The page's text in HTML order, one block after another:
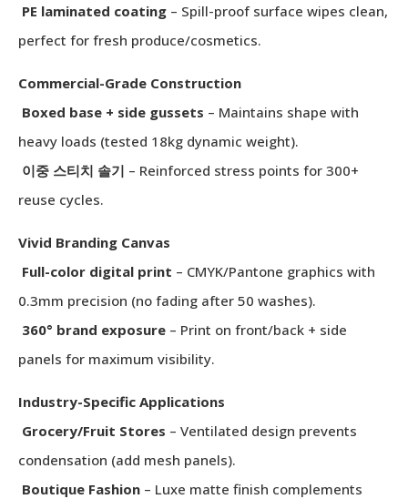
PE laminated coating – Spill-proof surface wipes clean,
perfect for fresh produce/cosmetics.
Commercial-Grade Construction
Boxed base + side gussets – Maintains shape with
heavy loads (tested 18kg dynamic weight).
이중 스티치 솔기 – Reinforced stress points for 300+
reuse cycles.
Vivid Branding Canvas
Full-color digital print – CMYK/Pantone graphics with
0.3mm precision (no fading after 50 washes).
360° brand exposure – Print on front/back + side
panels for maximum visibility.
Industry-Specific Applications
Grocery/Fruit Stores – Ventilated design prevents
condensation (add mesh panels).
Boutique Fashion – Luxe matte finish complements